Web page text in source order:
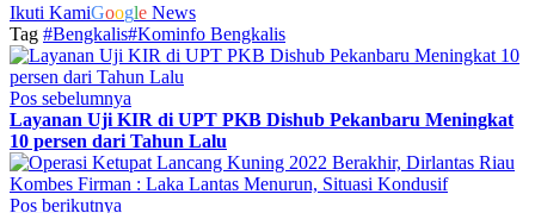
Ikuti KamiGoogle News
Tag #Bengkalis#Kominfo Bengkalis
Pos sebelumnya
Layanan Uji KIR di UPT PKB Dishub Pekanbaru Meningkat
10 persen dari Tahun Lalu
Pos berikutnya